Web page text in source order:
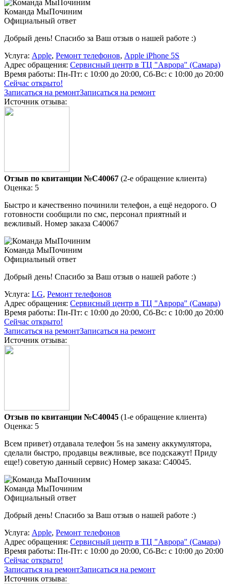
Команда МыПочиним
Официальный ответ
Добрый день! Спасибо за Ваш отзыв о нашей работе :)
Услуга: Apple, Ремонт телефонов, Apple iPhone 5S
Адрес обращения: Сервисный центр в ТЦ "Аврора" (Самара)
Время работы: Пн-Пт: с 10:00 до 20:00, Сб-Вс: с 10:00 до 20:00
Сейчас открыто!
Записаться на ремонтЗаписаться на ремонт
Источник отзыва:
Отзыв по квитанции №C40067 (2-е обращение клиента)
Оценка: 5
Быстро и качественно починили телефон, а ещё недорого. О
готовности сообщили по смс, персонал приятный и
вежливый. Номер заказа С40067
Команда МыПочиним
Официальный ответ
Добрый день! Спасибо за Ваш отзыв о нашей работе :)
Услуга: LG, Ремонт телефонов
Адрес обращения: Сервисный центр в ТЦ "Аврора" (Самара)
Время работы: Пн-Пт: с 10:00 до 20:00, Сб-Вс: с 10:00 до 20:00
Сейчас открыто!
Записаться на ремонтЗаписаться на ремонт
Источник отзыва:
Отзыв по квитанции №C40045 (1-е обращение клиента)
Оценка: 5
Всем привет) отдавала телефон 5s на замену аккумулятора,
сделали быстро, продавцы вежливые, все подскажут! Приду
еще!) советую данный сервис) Номер заказа: C40045.
Команда МыПочиним
Официальный ответ
Добрый день! Спасибо за Ваш отзыв о нашей работе :)
Услуга: Apple, Ремонт телефонов
Адрес обращения: Сервисный центр в ТЦ "Аврора" (Самара)
Время работы: Пн-Пт: с 10:00 до 20:00, Сб-Вс: с 10:00 до 20:00
Сейчас открыто!
Записаться на ремонтЗаписаться на ремонт
Источник отзыва: